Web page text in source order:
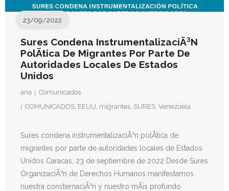
- Derechos Humanos, DiÃ¡logo y Paz
Fines PolÃ­ticos
- Derechos humanos y medidas coercitivas unilaterales
- Inusual & Extraordinaria
- BoletÃ­n Ida y vuelta
Noticias
Formación
Sures Condena InstrumentalizaciÃ³n
PolÃ­tica De Migrantes Por Parte De
Autoridades Locales De Estados
Unidos
23/09/2022
ana
Comunicados
COMUNICADOS EEUU migrantes SURES Venezuela
Sures condena instrumentalizaciÃ³n polÃ­tica de
migrantes por parte de autoridades locales de Estados
Unidos Caracas, 23 de septiembre de 2022 Desde Sures
OrganizaciÃ³n de Derechos Humanos manifestamos
nuestra consternaciÃ³n y nuestro mÃ¡s profundo